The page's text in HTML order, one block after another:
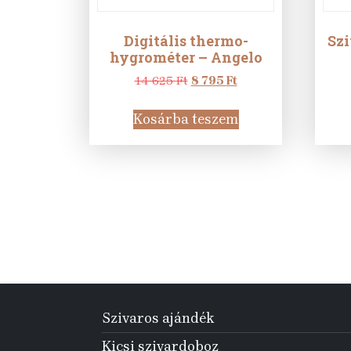
Digitális thermo-
hygrométer – Angelo
14 625Ft Original
was:
14
625 Ft.
8 795 FtCurrent
is:
8
795 Ft.
Kosárba teszem
Szivaros ajándék
Kicsi szivardoboz